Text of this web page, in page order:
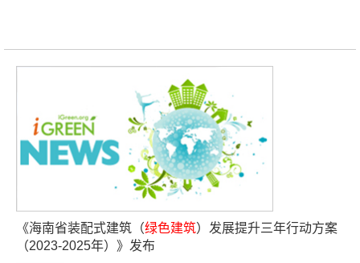
《海南省装配式建筑（绿色建筑）发展提升三年行动方案
（2023-2025年）》发布